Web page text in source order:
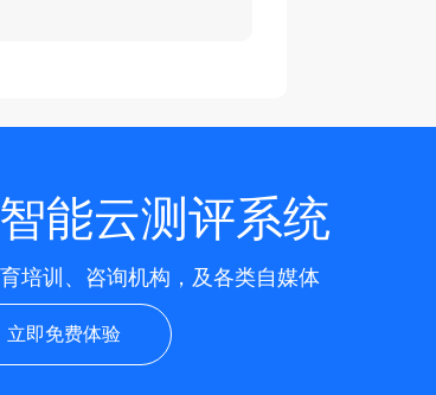
能云测评系统
培训、咨询机构，及各类自媒体
立即免费体验